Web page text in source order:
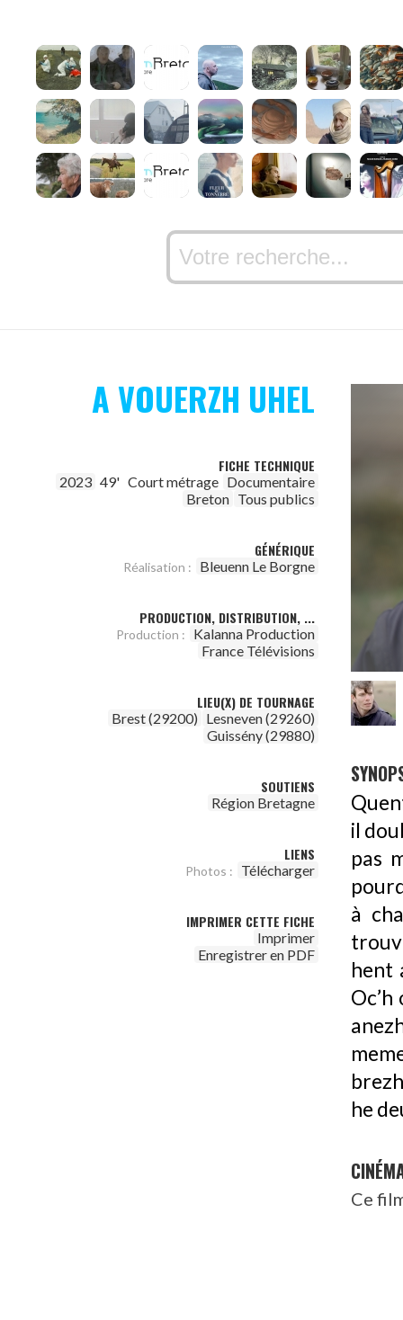
A VOUERZH UHEL
FICHE TECHNIQUE
2023 49' Court métrage Documentaire
Breton Tous publics
GÉNÉRIQUE
Réalisation : Bleuenn Le Borgne
PRODUCTION, DISTRIBUTION, ...
Production :
Kalanna Production
France Télévisions
LIEU(X) DE TOURNAGE
Brest (29200) Lesneven (29260)
Guissény (29880)
SOUTIENS
Région Bretagne
LIENS
Photos : Télécharger
IMPRIMER CETTE FICHE
Imprimer
Enregistrer en PDF
il
pas
à
hent
he
Ce